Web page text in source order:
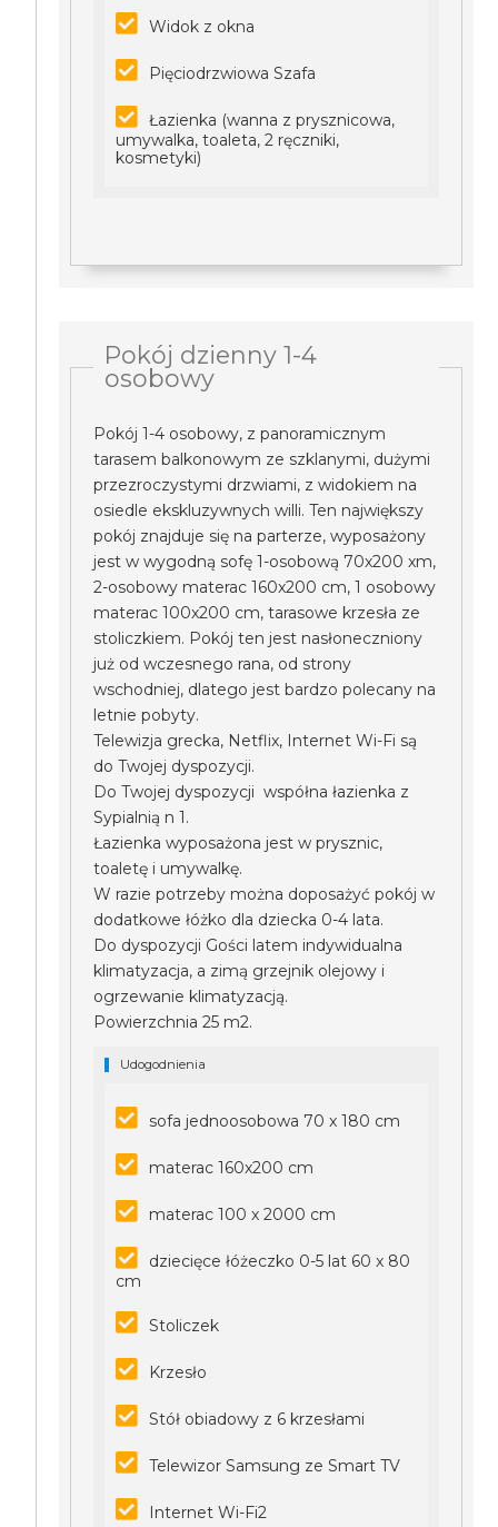
Widok z okna
Pięciodrzwiowa Szafa
Łazienka (wanna z prysznicowa,
umywalka, toaleta, 2 ręczniki,
kosmetyki)
Pokój dzienny 1-4
osobowy
Pokój 1-4 osobowy, z panoramicznym
tarasem balkonowym ze szklanymi, dużymi
przezroczystymi drzwiami, z widokiem na
osiedle ekskluzywnych willi. Ten największy
pokój znajduje się na parterze, wyposażony
jest w wygodną sofę 1-osobową 70x200 xm,
2-osobowy materac 160x200 cm, 1 osobowy
materac 100x200 cm, tarasowe krzesła ze
stoliczkiem. Pokój ten jest nasłoneczniony
już od wczesnego rana, od strony
wschodniej, dlatego jest bardzo polecany na
letnie pobyty.
Telewizja grecka, Netflix, Internet Wi-Fi są
do Twojej dyspozycji.
Do Twojej dyspozycji współna łazienka z
Sypialnią n 1.
Łazienka wyposażona jest w prysznic,
toaletę i umywalkę.
W razie potrzeby można doposażyć pokój w
dodatkowe łóżko dla dziecka 0-4 lata.
Do dyspozycji Gości latem indywidualna
klimatyzacja, a zimą grzejnik olejowy i
ogrzewanie klimatyzacją.
Powierzchnia 25 m2.
Udogodnienia
sofa jednoosobowa 70 x 180 cm
materac 160x200 cm
materac 100 x 2000 cm
dziecięce łóżeczko 0-5 lat 60 x 80
cm
Stoliczek
Krzesło
Stół obiadowy z 6 krzesłami
Telewizor Samsung ze Smart TV
Internet Wi-Fi2